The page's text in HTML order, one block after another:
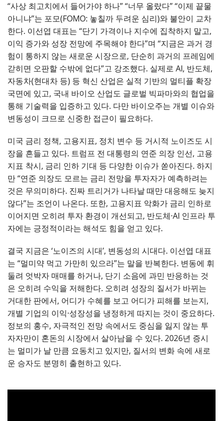
“사상 최고치에서 들어가야 하나” “너무 올랐다” “이제 끝물
아니냐”는 포모(FOMO: 놓칠까 두려운 심리)와 불안이 교차
한다. 이선엽 대표는 “단기 가격이나 지수에 집착하지 말고,
이익 증가와 성장 전망에 주목해야 한다”며 “지금은 과거 경
험이 통하지 않는 새로운 시장으로, 단순히 과거의 프레임에
갇히면 오판할 수밖에 없다”고 강조했다. 실제로 AI, 반도체,
자동차(현대차 등) 등 혁신 산업은 실적 기반의 멀티플 확장
국면에 있고, 국내 바이오 산업도 글로벌 빅파마와의 협업을
통해 기술력을 입증하고 있다. 다만 바이오주는 개별 이슈와
변동성이 크므로 신중한 접근이 필요하다.
미국 금리 정책, 고용지표, 정치 변수 등 거시적 노이즈도 시
장을 흔들고 있다. 트럼프 전 대통령의 연준 의장 인선, 고용
지표 착시, 금리 인하 기대 등 다양한 이슈가 쏟아진다. 하지
만 “연준 의장도 모르는 금리 전망을 투자자가 예측하려는
것은 무의미하다. 진짜 트리거가 나타날 때만 대응해도 늦지
않다”는 조언이 나온다. 또한, 고용지표 악화가 금리 인하로
이어지면 오히려 투자 환경이 개선되고, 반도체·AI 인프라 투
자에는 긍정적이라는 해석도 힘을 얻고 있다.
결국 지금은 ‘노이즈의 시대’, 변동성의 시대다. 이선엽 대표
는 “멀미약 먹고 가만히 있으라”는 말을 반복한다. 변동에 휘
둘려 엇박자 매매를 하거나, 단기 소음에 과민 반응하는 것
은 오히려 수익을 저해한다. 오히려 성장의 질서가 바뀌는
거대한 판에서, 어디가 수혜를 보고 어디가 피해를 보는지,
개별 기업의 이익·성장성을 냉정하게 따지는 것이 중요하다.
정보의 홍수, 자극적인 전망 속에서도 중심을 잃지 않는 투
자자만이 혼돈의 시장에서 살아남을 수 있다. 2026년 증시
는 멀미가 날 만큼 요동치고 있지만, 질서의 변화 속에 새로
운 승자도 분명히 출현하고 있다.